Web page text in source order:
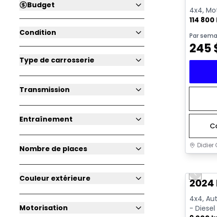
Budget
Condition
Type de carrosserie
Transmission
Entraînement
Nombre de places
Couleur extérieure
Motorisation
4x4,
114
Par
245
Didier
2024
4x4,
- Diesel